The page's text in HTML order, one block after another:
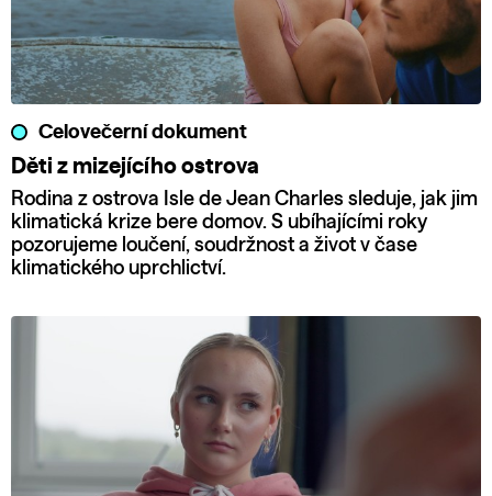
Celovečerní dokument
Děti z mizejícího ostrova
Rodina z ostrova Isle de Jean Charles sleduje, jak jim
klimatická krize bere domov. S ubíhajícími roky
pozorujeme loučení, soudržnost a život v čase
klimatického uprchlictví.